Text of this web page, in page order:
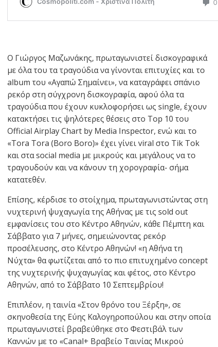
Ο Γιώργος Μαζωνάκης, πρωταγωνιστεί δισκογραφικά
με όλα του τα τραγούδια να γίνονται επιτυχίες και το
album του «Αγαπώ Σημαίνει», να καταγράφει σπάνιο
ρεκόρ στη σύγχρονη δισκογραφία, αφού όλα τα
τραγούδια που έχουν κυκλοφορήσει ως single, έχουν
κατακτήσει τις ψηλότερες θέσεις στο Top 10 του
Official Airplay Chart by Media Inspector, ενώ και το
«Tora Tora (Boro Boro)» έχει γίνει viral στο Tik Tok
και στα social media με μικρούς και μεγάλους να το
τραγουδούν και να κάνουν τη χορογραφία- σήμα
κατατεθέν.
Επίσης, κέρδισε το στοίχημα, πρωταγωνιστώντας στη
νυχτερινή ψυχαγωγία της Αθήνας με τις sold out
εμφανίσεις του στο Κέντρο Αθηνών, κάθε Πέμπτη και
Σάββατο για 7 μήνες, σημειώνοντας ρεκόρ
προσέλευσης, στο Κέντρο Αθηνών! «η Αθήνα τη
Νύχτα» θα φωτίζεται από το πιο επιτυχημένο concept
της νυχτερινής ψυχαγωγίας και φέτος, στο Κέντρο
Αθηνών, από το Σάββατο 10 Σεπτεμβρίου!
Επιπλέον, η ταινία «Στον θρόνο του Ξέρξη», σε
σκηνοθεσία της Εύης Καλογηροπούλου και στην οποία
πρωταγωνιστεί βραβεύθηκε στο Φεστιβάλ των
Καννών με το «Canal+ Βραβείο Ταινίας Μικρού